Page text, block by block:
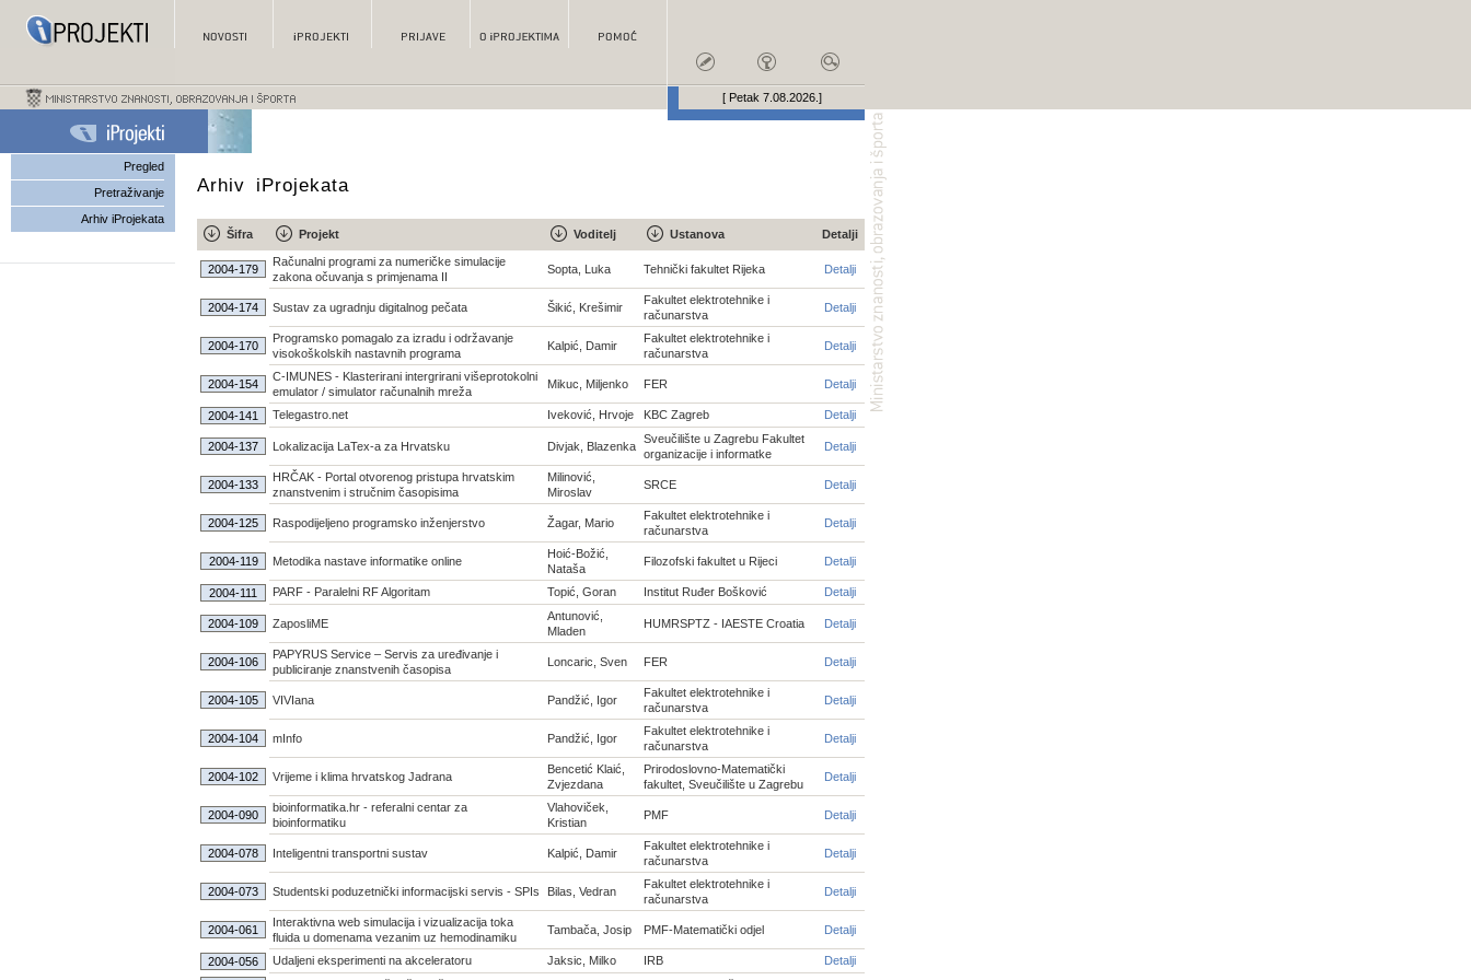
[ Petak 7.08.2026.]
Pregled
Pretraživanje
Arhiv iProjekata
Arhiv iProjekata
Šifra Projekt Voditelj Ustanova Detalji
2004-179
Računalni programi za numeričke simulacije
zakona očuvanja s primjenama II
Sopta, Luka Tehnički fakultet Rijeka Detalji
2004-174 Sustav za ugradnju digitalnog pečata Šikić, Krešimir
Fakultet elektrotehnike i
računarstva
Detalji
2004-170
Programsko pomagalo za izradu i održavanje
visokoškolskih nastavnih programa
Kalpić, Damir
Fakultet elektrotehnike i
računarstva
Detalji
2004-154
C-IMUNES - Klasterirani intergrirani višeprotokolni
emulator / simulator računalnih mreža
Mikuc, Miljenko FER Detalji
2004-141 Telegastro.net Iveković, Hrvoje KBC Zagreb Detalji
2004-137 Lokalizacija LaTex-a za Hrvatsku Divjak, Blazenka
Sveučilište u Zagrebu Fakultet
organizacije i informatke
Detalji
2004-133
HRČAK - Portal otvorenog pristupa hrvatskim
znanstvenim i stručnim časopisima
Milinović,
Miroslav
SRCE Detalji
2004-125 Raspodijeljeno programsko inženjerstvo Žagar, Mario
Fakultet elektrotehnike i
računarstva
Detalji
2004-119 Metodika nastave informatike online
Hoić-Božić,
Nataša
Filozofski fakultet u Rijeci Detalji
2004-111 PARF - Paralelni RF Algoritam Topić, Goran Institut Ruđer Bošković Detalji
2004-109 ZaposliME
Antunović,
Mladen
HUMRSPTZ - IAESTE Croatia Detalji
2004-106
PAPYRUS Service – Servis za uređivanje i
publiciranje znanstvenih časopisa
Loncaric, Sven FER Detalji
2004-105 VIVIana Pandžić, Igor
Fakultet elektrotehnike i
računarstva
Detalji
2004-104 mInfo Pandžić, Igor
Fakultet elektrotehnike i
računarstva
Detalji
2004-102 Vrijeme i klima hrvatskog Jadrana
Bencetić Klaić,
Zvjezdana
Prirodoslovno-Matematički
fakultet, Sveučilište u Zagrebu
Detalji
2004-090
bioinformatika.hr - referalni centar za
bioinformatiku
Vlahoviček,
Kristian
PMF Detalji
2004-078 Inteligentni transportni sustav Kalpić, Damir
Fakultet elektrotehnike i
računarstva
Detalji
2004-073 Studentski poduzetnički informacijski servis - SPIs Bilas, Vedran
Fakultet elektrotehnike i
računarstva
Detalji
2004-061
Interaktivna web simulacija i vizualizacija toka
fluida u domenama vezanim uz hemodinamiku
Tambača, Josip PMF-Matematički odjel Detalji
2004-056 Udaljeni eksperimenti na akceleratoru Jaksic, Milko IRB
Detalji